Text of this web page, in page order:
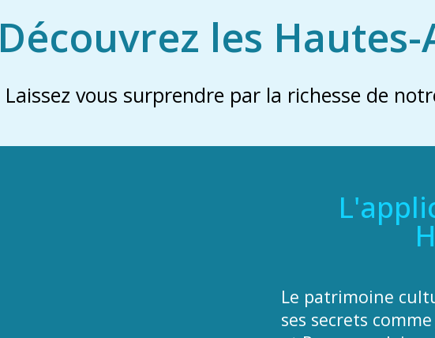
Découvrez les Hautes-
Laissez vous surprendre par la richesse de
Le patrimoine
ses secrets